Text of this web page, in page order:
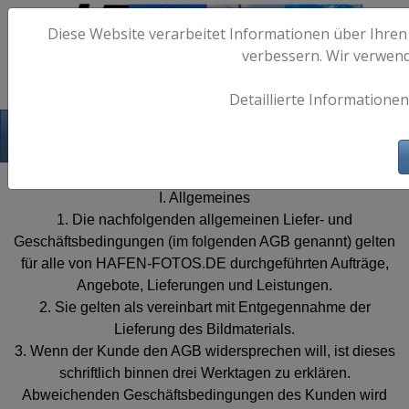
I. Allgemeines
1. Die nachfolgenden allgemeinen Liefer- und
Geschäftsbedingungen (im folgenden AGB genannt) gelten
für alle von HAFEN-FOTOS.DE durchgeführten Aufträge,
Angebote, Lieferungen und Leistungen.
2. Sie gelten als vereinbart mit Entgegennahme der
Lieferung des Bildmaterials.
3. Wenn der Kunde den AGB widersprechen will, ist dieses
schriftlich binnen drei Werktagen zu erklären.
Abweichenden Geschäftsbedingungen des Kunden wird
Diese Website verarbeitet Informationen über
verbessern. Wir
Detaillierte